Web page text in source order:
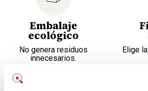
Embalaje
ecológico
No genera residuos
innecesarios.
Elige